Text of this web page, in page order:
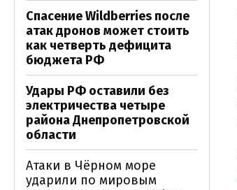
Спасение Wildberries после
атак дронов может стоить
как четверть дефицита
бюджета РФ
Удары РФ оставили без
электричества четыре
района Днепропетровской
области
Атаки в Чёрном море
ударили по мировым